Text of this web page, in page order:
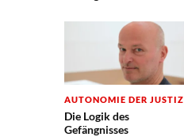
AUTONOMIE DER JUSTIZ
Die Logik des
Gefängnisses